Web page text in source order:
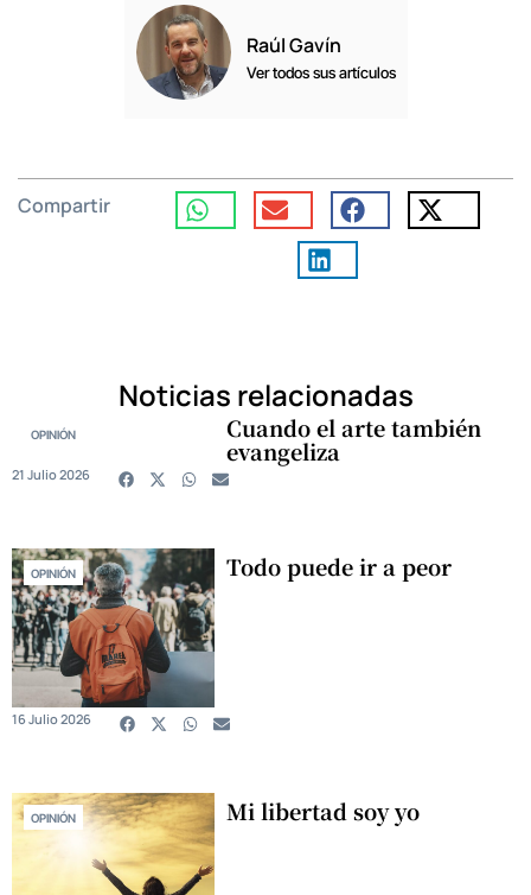
Raúl Gavín
Ver todos sus artículos
Compartir
Noticias relacionadas
OPINIÓN Cuando el arte también
evangeliza
21 Julio 2026
OPINIÓN Todo puede ir a peor
16 Julio 2026
OPINIÓN Mi libertad soy yo